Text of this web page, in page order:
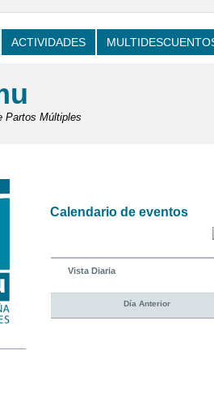
ACTIVIDADES
Partos Múltiples
Calendario de eventos
Vista Diaria
Día Anterior